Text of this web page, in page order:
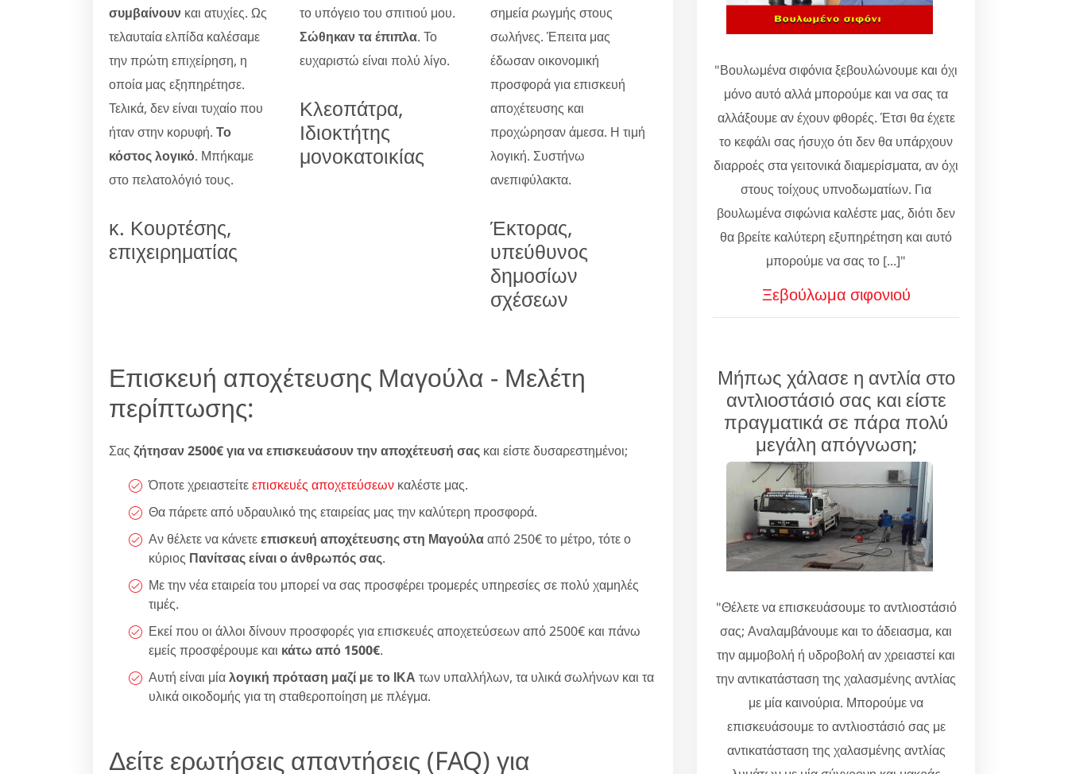
συμβαίνουν και ατυχίες. Ως
τελαυταία ελπίδα καλέσαμε
την πρώτη επιχείρηση, η
οποία μας εξηπηρέτησε.
Τελικά, δεν είναι τυχαίο που
ήταν στην κορυφή. Το
κόστος λογικό. Μπήκαμε
στο πελατολόγιό τους.
κ. Κουρτέσης,
επιχειρηματίας
το υπόγειο του σπιτιού μου.
Σώθηκαν τα έπιπλα. Το
ευχαριστώ είναι πολύ λίγο.
Κλεοπάτρα,
Ιδιοκτήτης
μονοκατοικίας
σημεία ρωγμής στους
σωλήνες. Έπειτα μας
έδωσαν οικονομική
προσφορά για επισκευή
αποχέτευσης και
προχώρησαν άμεσα. Η τιμή
λογική. Συστήνω
ανεπιφύλακτα.
Έκτορας,
υπεύθυνος
δημοσίων
σχέσεων
Επισκευή αποχέτευσης Μαγούλα - Μελέτη
περίπτωσης:
Σας ζήτησαν 2500€ για να επισκευάσουν την αποχέτευσή σας και είστε δυσαρεστημένοι;
Όποτε χρειαστείτεεπισκευές αποχετεύσεων καλέστε μας.
Θα πάρετε από υδραυλικό της εταιρείας μας την καλύτερη προσφορά.
Αν θέλετε να κάνετεεπισκευή αποχέτευσης στη Μαγούλααπό 250€ το μέτρο, τότε ο
κύριος Πανίτσας είναι ο άνθρωπός σας.
Με την νέα εταιρεία του μπορεί να σας προσφέρει τρομερές υπηρεσίες σε πολύ χαμηλές
τιμές.
Εκεί που οι άλλοι δίνουν προσφορές για επισκευές αποχετεύσεων από 2500€ και πάνω
εμείς προσφέρουμε και κάτω από 1500€.
Αυτή είναι μίαλογική πρόταση μαζί με το ΙΚΑ των υπαλλήλων, τα υλικά σωλήνων και τα
υλικά οικοδομής για τη σταθεροποίηση με πλέγμα.
Δείτε ερωτήσεις απαντήσεις (FAQ) για
"Βουλωμένα σιφόνια ξεβουλώνουμε και όχι
μόνο αυτό αλλά μπορούμε και να σας τα
αλλάξουμε αν έχουν φθορές. Έτσι θα έχετε
το κεφάλι σας ήσυχο ότι δεν θα υπάρχουν
διαρροές στα γειτονικά διαμερίσματα, αν όχι
στους τοίχους υπνοδωματίων. Για
βουλωμένα σιφώνια καλέστε μας, διότι δεν
θα βρείτε καλύτερη εξυπηρέτηση και αυτό
μπορούμε να σας το [...]"
Ξεβούλωμα σιφονιού
Μήπως χάλασε η αντλία στο
αντλιοστάσιό σας και είστε
πραγματικά σε πάρα πολύ
μεγάλη απόγνωση;
"Θέλετε να επισκευάσουμε το αντλιοστάσιό
σας; Αναλαμβάνουμε και το άδειασμα, και
την αμμοβολή ή υδροβολή αν χρειαστεί και
την αντικατάσταση της χαλασμένης αντλίας
με μία καινούρια. Μπορούμε να
επισκευάσουμε το αντλιοστάσιό σας με
αντικατάσταση της χαλασμένης αντλίας